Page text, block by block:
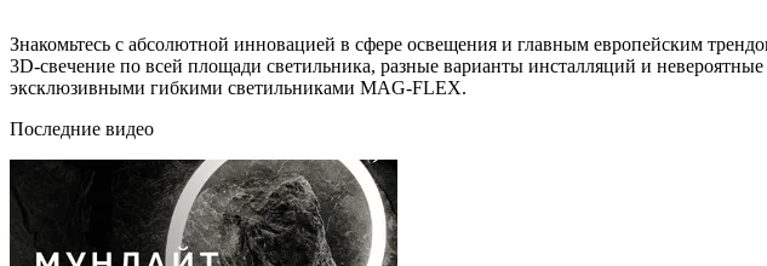
Знакомьтесь с абсолютной инновацией в сфере освещения и главным европейским
3D-свечение по всей площади светильника, разные варианты инсталляций и
эксклюзивными гибкими светильниками MAG-FLEX.
Последние видео